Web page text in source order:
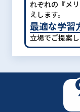
れぞれの『メ
えします。
最適な学習
立場でご提案し